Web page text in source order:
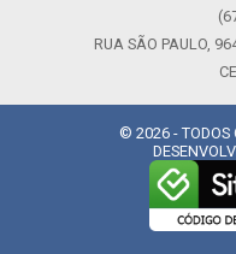
RUA SÃO PAULO,
© 2026 - TODOS